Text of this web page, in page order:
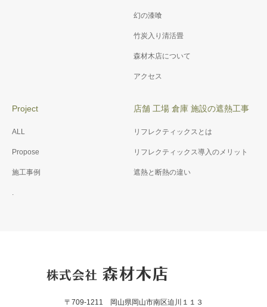
幻の漆喰
竹炭入り清活畳
森材木店について
アクセス
Project
ALL
Propose
施工事例
店舗 工場 倉庫 施設の遮熱工事
リフレクティックスとは
リフレクティックス導入のメリット
遮熱と断熱の違い
〒709-1211 岡山県岡山市南区迫川１１３